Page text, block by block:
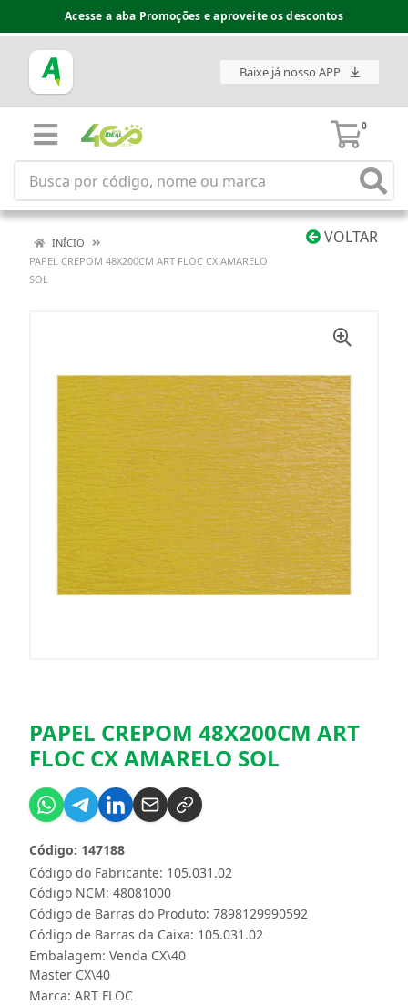
Acesse a aba Promoções e aproveite os descontos
Baixe já nosso APP
0
VOLTAR
INÍCIO
PAPEL CREPOM 48X200CM ART FLOC CX AMARELO
SOL
PAPEL CREPOM 48X200CM ART
FLOC CX AMARELO SOL
Código do Fabricante: 105.031.02
Código: 147188
Código NCM: 48081000
Código de Barras do Produto: 7898129990592
Código de Barras da Caixa: 105.031.02
Embalagem: Venda CX\40
Master CX\40
Marca: ART FLOC